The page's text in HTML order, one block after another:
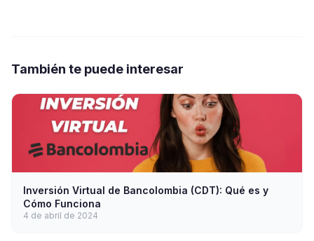
También te puede interesar
Inversión Virtual de Bancolombia (CDT): Qué es y
Cómo Funciona
4 de abril de 2024